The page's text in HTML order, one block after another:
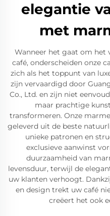
elegantie
met
Wanneer het gaat om het
café, onderscheiden onze
zich als het toppunt van
zijn vervaardigd door
Co., Ltd. en zijn niet
maar prachtige
transformeren. Onze
geleverd uit de beste
unieke patronen en
exclusieve aanwinst
duurzaamheid van
levensduur, terwijl de
uw klanten verhoogt.
en design trekt uw café
creëert het ook